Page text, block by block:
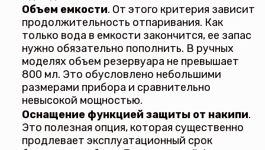
Объем емкости. От этого критерия зависит
продолжительность отпаривания. Как
только вода в емкости закончится, ее запас
нужно обязательно пополнить. В ручных
моделях объем резервуара не превышает
800 мл. Это обусловлено небольшими
размерами прибора и сравнительно
невысокой мощностью.
Оснащение функцией защиты от накипи.
Это полезная опция, которая существенно
продлевает эксплуатационный срок